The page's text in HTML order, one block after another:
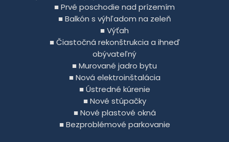
■ Prvé poschodie nad prízemím
■ Balkón s výhľadom na zeleň
■ Výťah
■ Čiastočná rekonštrukcia a ihneď
obývateľný
■ Murované jadro bytu
■ Nová elektroinštalácia
■ Ústredné kúrenie
■ Nové stúpačky
■ Nové plastové okná
■ Bezproblémové parkovanie